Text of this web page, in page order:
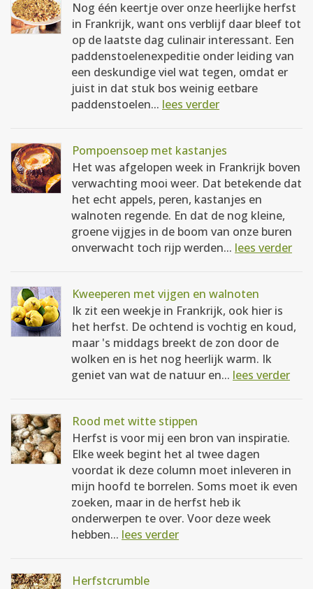
Nog één keertje over onze heerlijke herfst
in Frankrijk, want ons verblijf daar bleef tot
op de laatste dag culinair interessant. Een
paddenstoelenexpeditie onder leiding van
een deskundige viel wat tegen, omdat er
juist in dat stuk bos weinig eetbare
paddenstoelen... lees verder
Pompoensoep met kastanjes
Het was afgelopen week in Frankrijk boven
verwachting mooi weer. Dat betekende dat
het echt appels, peren, kastanjes en
walnoten regende. En dat de nog kleine,
groene vijgjes in de boom van onze buren
onverwacht toch rijp werden... lees verder
Kweeperen met vijgen en walnoten
Ik zit een weekje in Frankrijk, ook hier is
het herfst. De ochtend is vochtig en koud,
maar 's middags breekt de zon door de
wolken en is het nog heerlijk warm. Ik
geniet van wat de natuur en... lees verder
Rood met witte stippen
Herfst is voor mij een bron van inspiratie.
Elke week begint het al twee dagen
voordat ik deze column moet inleveren in
mijn hoofd te borrelen. Soms moet ik even
zoeken, maar in de herfst heb ik
onderwerpen te over. Voor deze week
hebben... lees verder
Herfstcrumble